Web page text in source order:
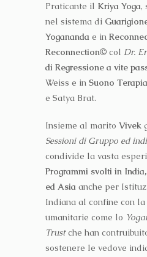
Praticante il Kriya Yoga,
nel sistema di
Yogananda e in
Reconnection© col Dr.
di Regressione a vite
Weiss e in Suono Terapia
e Satya Brat.
Insieme al marito Vivek
Sessioni di Gruppo ed
condivide la vasta
Programmi svolti in
ed Asia anche per
Indiana al confine con
umanitarie come lo
Trustche han
sostenere le vedove